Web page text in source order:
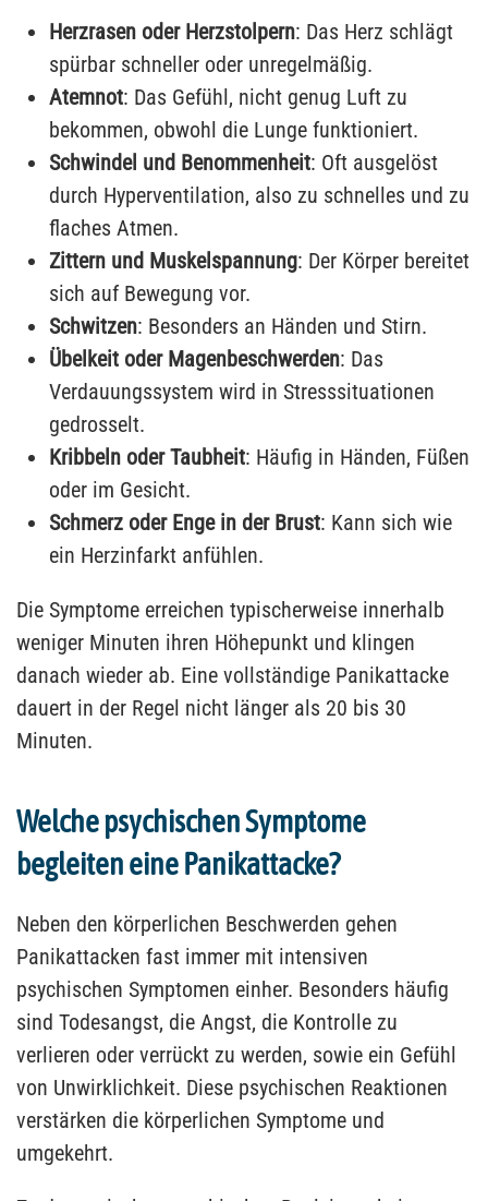
Herzrasen oder Herzstolpern: Das Herz schlägt
spürbar schneller oder unregelmäßig.
Atemnot: Das Gefühl, nicht genug Luft zu
bekommen, obwohl die Lunge funktioniert.
Schwindel und Benommenheit: Oft ausgelöst
durch Hyperventilation, also zu schnelles und zu
flaches Atmen.
Zittern und Muskelspannung: Der Körper bereitet
sich auf Bewegung vor.
Schwitzen: Besonders an Händen und Stirn.
Übelkeit oder Magenbeschwerden: Das
Verdauungssystem wird in Stresssituationen
gedrosselt.
Kribbeln oder Taubheit: Häufig in Händen, Füßen
oder im Gesicht.
Schmerz oder Enge in der Brust: Kann sich wie
ein Herzinfarkt anfühlen.
Die Symptome erreichen typischerweise innerhalb
weniger Minuten ihren Höhepunkt und klingen
danach wieder ab. Eine vollständige Panikattacke
dauert in der Regel nicht länger als 20 bis 30
Minuten.
Welche psychischen Symptome
begleiten eine Panikattacke?
Neben den körperlichen Beschwerden gehen
Panikattacken fast immer mit intensiven
psychischen Symptomen einher. Besonders häufig
sind Todesangst, die Angst, die Kontrolle zu
verlieren oder verrückt zu werden, sowie ein Gefühl
von Unwirklichkeit. Diese psychischen Reaktionen
verstärken die körperlichen Symptome und
umgekehrt.